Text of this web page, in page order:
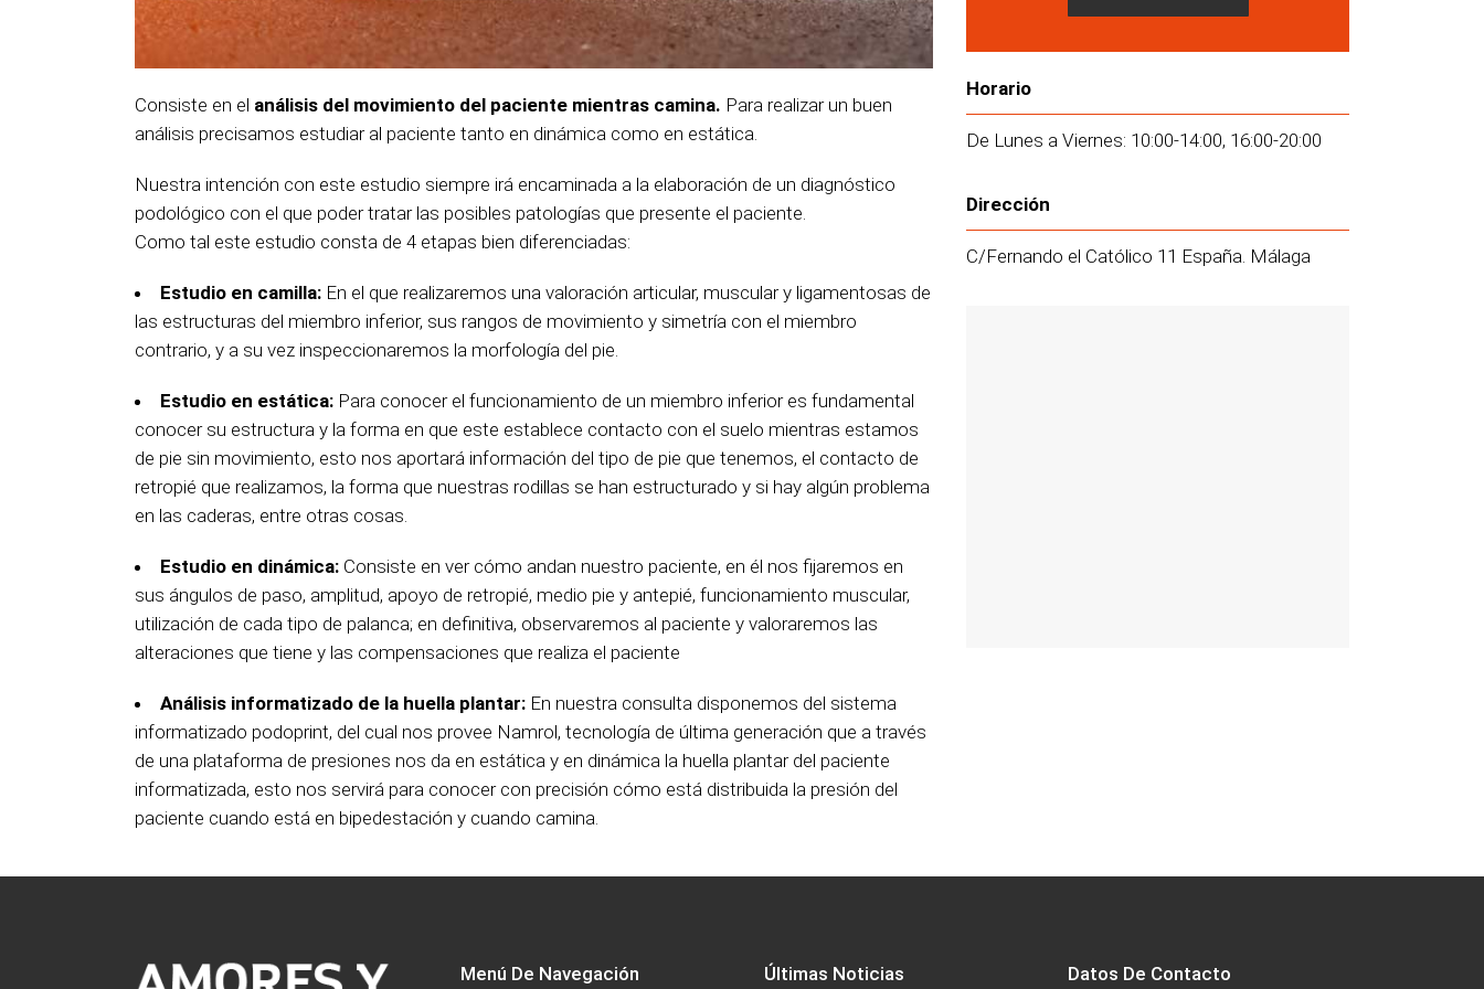
Consiste en el análisis del movimiento del paciente mientras camina. Para realizar un buen
análisis precisamos estudiar al paciente tanto en dinámica como en estática.
Nuestra intención con este estudio siempre irá encaminada a la elaboración de un diagnóstico
podológico con el que poder tratar las posibles patologías que presente el paciente.
Como tal este estudio consta de 4 etapas bien diferenciadas:
Estudio en camilla: En el que realizaremos una valoración articular, muscular y ligamentosas de
las estructuras del miembro inferior, sus rangos de movimiento y simetría con el miembro
contrario, y a su vez inspeccionaremos la morfología del pie.
Estudio en estática: Para conocer el funcionamiento de un miembro inferior es fundamental
conocer su estructura y la forma en que este establece contacto con el suelo mientras estamos
de pie sin movimiento, esto nos aportará información del tipo de pie que tenemos, el contacto de
retropié que realizamos, la forma que nuestras rodillas se han estructurado y si hay algún problema
en las caderas, entre otras cosas.
Estudio en dinámica: Consiste en ver cómo andan nuestro paciente, en él nos fijaremos en
sus ángulos de paso, amplitud, apoyo de retropié, medio pie y antepié, funcionamiento muscular,
utilización de cada tipo de palanca; en definitiva, observaremos al paciente y valoraremos las
alteraciones que tiene y las compensaciones que realiza el paciente
Análisis informatizado de la huella plantar: En nuestra consulta disponemos del sistema
informatizado podoprint, del cual nos provee Namrol, tecnología de última generación que a través
de una plataforma de presiones nos da en estática y en dinámica la huella plantar del paciente
informatizada, esto nos servirá para conocer con precisión cómo está distribuida la presión del
paciente cuando está en bipedestación y cuando camina.
Horario
De Lunes a Viernes: 10:00-14:00, 16:00-20:00
Dirección
C/Fernando el Católico 11 España. Málaga
Menú De Navegación Últimas Noticias Datos De Contacto